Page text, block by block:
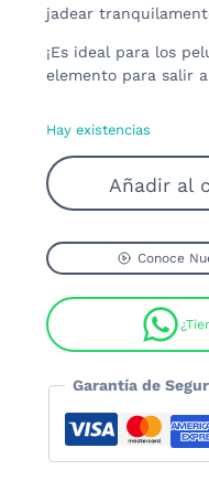
jadear
¡Es ideal para los
elemento para salir
Hay existencias
Bozal
de
Cuero
Perro
cantidad
Añadir al
Conoce
Garantía de